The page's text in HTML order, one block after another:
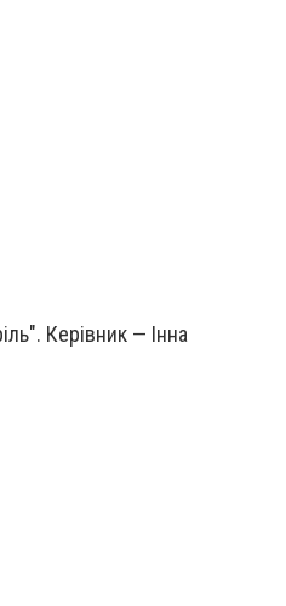
Керівник — Інна